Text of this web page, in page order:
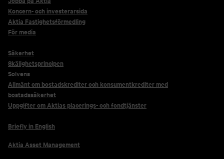
Koncern- och investerarsida
Aktia Fastighetsförmedling
För media
Säkerhet
Skälighetsprincipen
Solvens
Allmänt om bostadskrediter och konsumentkrediter med
bostadssäkerhet
Uppgifter om Aktias placerings- och fondtjänster
Briefly in English
Aktia Asset Management